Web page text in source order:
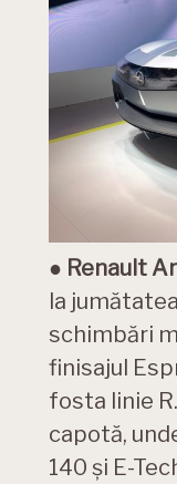
● Renault
la
schimbări
finisajul
fosta linie
capotă,
140 și E-